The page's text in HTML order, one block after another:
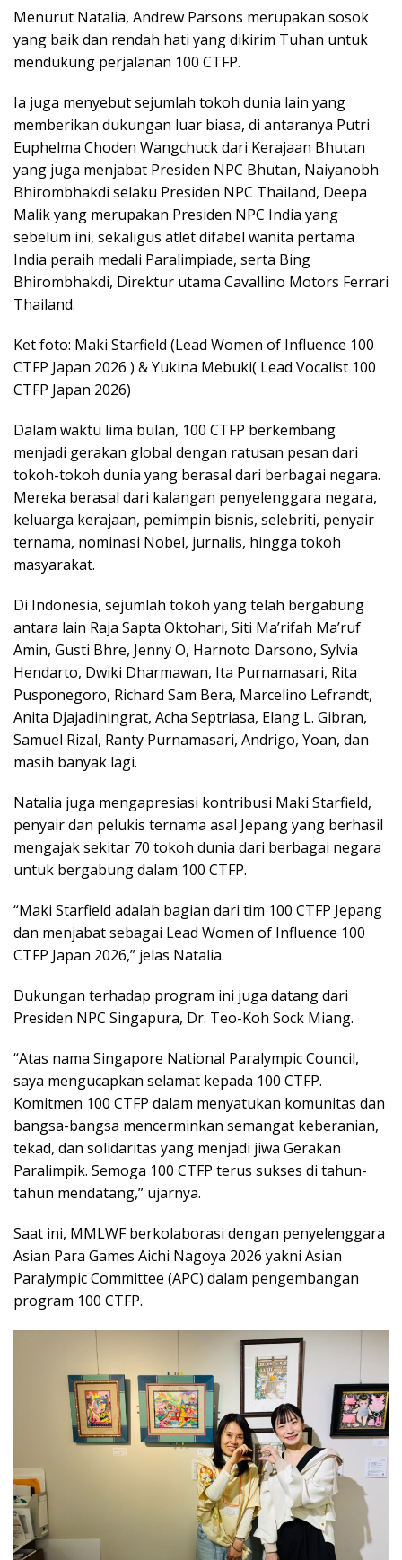
Menurut Natalia, Andrew Parsons merupakan sosok
yang baik dan rendah hati yang dikirim Tuhan untuk
mendukung perjalanan 100 CTFP.
Ia juga menyebut sejumlah tokoh dunia lain yang
memberikan dukungan luar biasa, di antaranya Putri
Euphelma Choden Wangchuck dari Kerajaan Bhutan
yang juga menjabat Presiden NPC Bhutan, Naiyanobh
Bhirombhakdi selaku Presiden NPC Thailand, Deepa
Malik yang merupakan Presiden NPC India yang
sebelum ini, sekaligus atlet difabel wanita pertama
India peraih medali Paralimpiade, serta Bing
Bhirombhakdi, Direktur utama Cavallino Motors Ferrari
Thailand.
Ket foto: Maki Starfield (Lead Women of Influence 100
CTFP Japan 2026 ) & Yukina Mebuki( Lead Vocalist 100
CTFP Japan 2026)
Dalam waktu lima bulan, 100 CTFP berkembang
menjadi gerakan global dengan ratusan pesan dari
tokoh-tokoh dunia yang berasal dari berbagai negara.
Mereka berasal dari kalangan penyelenggara negara,
keluarga kerajaan, pemimpin bisnis, selebriti, penyair
ternama, nominasi Nobel, jurnalis, hingga tokoh
masyarakat.
Di Indonesia, sejumlah tokoh yang telah bergabung
antara lain Raja Sapta Oktohari, Siti Ma’rifah Ma’ruf
Amin, Gusti Bhre, Jenny O, Harnoto Darsono, Sylvia
Hendarto, Dwiki Dharmawan, Ita Purnamasari, Rita
Pusponegoro, Richard Sam Bera, Marcelino Lefrandt,
Anita Djajadiningrat, Acha Septriasa, Elang L. Gibran,
Samuel Rizal, Ranty Purnamasari, Andrigo, Yoan, dan
masih banyak lagi.
Natalia juga mengapresiasi kontribusi Maki Starfield,
penyair dan pelukis ternama asal Jepang yang berhasil
mengajak sekitar 70 tokoh dunia dari berbagai negara
untuk bergabung dalam 100 CTFP.
“Maki Starfield adalah bagian dari tim 100 CTFP Jepang
dan menjabat sebagai Lead Women of Influence 100
CTFP Japan 2026,” jelas Natalia.
Dukungan terhadap program ini juga datang dari
Presiden NPC Singapura, Dr. Teo-Koh Sock Miang.
“Atas nama Singapore National Paralympic Council,
saya mengucapkan selamat kepada 100 CTFP.
Komitmen 100 CTFP dalam menyatukan komunitas dan
bangsa-bangsa mencerminkan semangat keberanian,
tekad, dan solidaritas yang menjadi jiwa Gerakan
Paralimpik. Semoga 100 CTFP terus sukses di tahun-
tahun mendatang,” ujarnya.
Saat ini, MMLWF berkolaborasi dengan penyelenggara
Asian Para Games Aichi Nagoya 2026 yakni Asian
Paralympic Committee (APC) dalam pengembangan
program 100 CTFP.